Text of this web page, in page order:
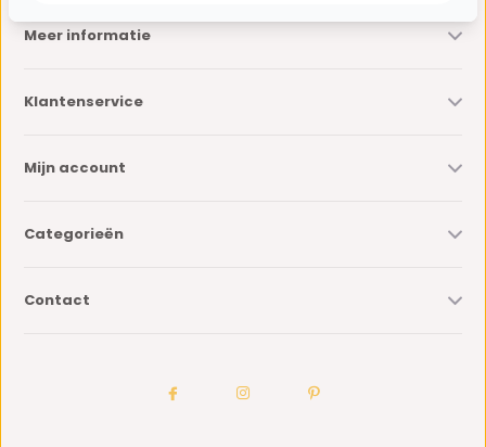
Meer informatie
Klantenservice
Mijn account
Categorieën
Contact